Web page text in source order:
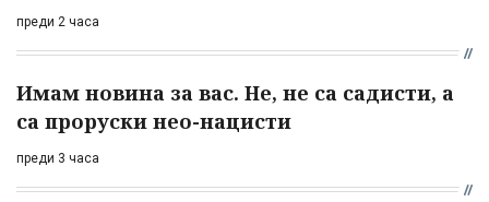
преди 2 часа
Имам новина за вас. Не, не са садисти, а
са проруски нео-нацисти
преди 3 часа